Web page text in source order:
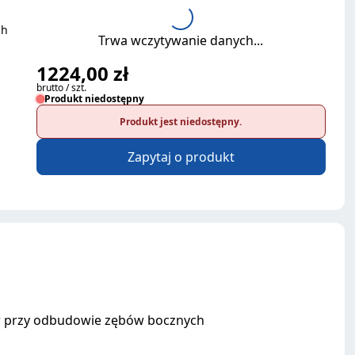
Trwa wczytywanie danych...
1224,00 zł
brutto / szt.
Produkt niedostępny
Produkt jest niedostępny.
Zapytaj o produkt
przy odbudowie zębów bocznych